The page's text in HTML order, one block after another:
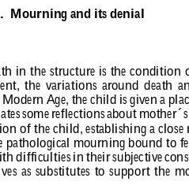
Mourning and its denial
in the structure is the condition
the variations around death
Modern Age, the child is given a
some reflections about mother
of the child, establishing a close
pathological mourning bound to
difficulties in their subjective
as substitutes to support the